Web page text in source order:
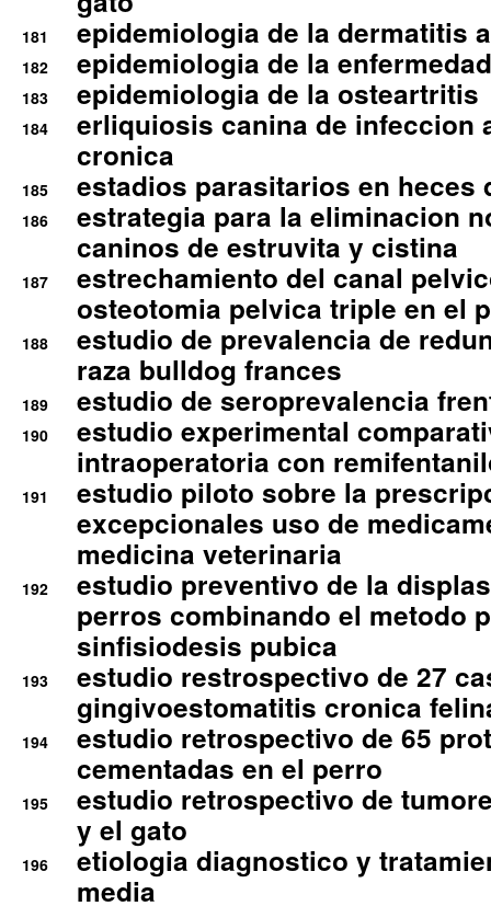
181 epidemiologia de la dermatitis
182 epidemiologia de la
183 epidemiologia de la osteartritis
184
erliquiosis canina de infeccion
cronica
185 estadios parasitarios en heces
186
estrategia para la eliminacion
caninos de estruvita y cistina
187
estrechamiento del canal
osteotomia pelvica triple en el
188
estudio de prevalencia de
raza bulldog frances
189 estudio de seroprevalencia
190
estudio experimental
intraoperatoria con
191
estudio piloto sobre la
excepcionales uso de
medicina veterinaria
192
estudio preventivo de la
perros combinando el metodo
sinfisiodesis pubica
193
estudio restrospectivo de 27
gingivoestomatitis cronica
194
estudio retrospectivo de 65
cementadas en el perro
195
estudio retrospectivo de
y el gato
196
etiologia diagnostico y
media